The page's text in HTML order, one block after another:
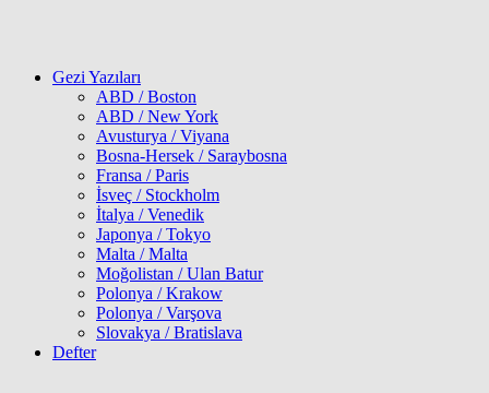
Gezi Yazıları
ABD / Boston
ABD / New York
Avusturya / Viyana
Bosna-Hersek / Saraybosna
Fransa / Paris
İsveç / Stockholm
İtalya / Venedik
Japonya / Tokyo
Malta / Malta
Moğolistan / Ulan Batur
Polonya / Krakow
Polonya / Varşova
Slovakya / Bratislava
Defter